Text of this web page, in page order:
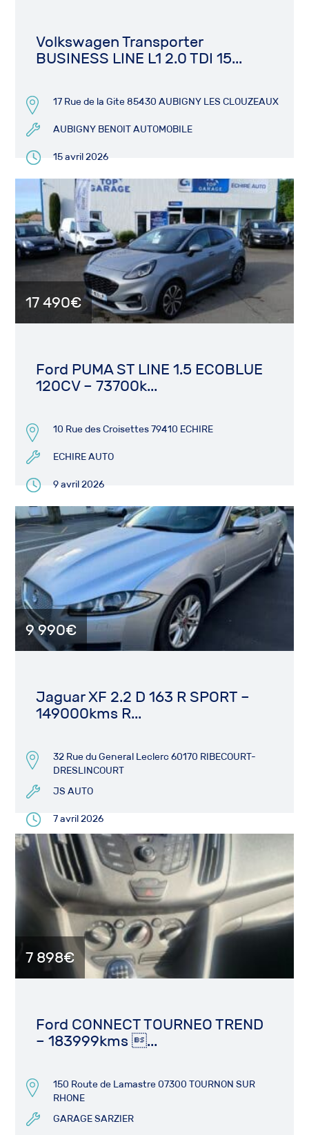
Volkswagen Transporter
BUSINESS LINE L1 2.0 TDI 15...
17 Rue de la Gite 85430 AUBIGNY LES CLOUZEAUX
AUBIGNY BENOIT AUTOMOBILE
15 avril 2026
17 490€
Ford PUMA ST LINE 1.5 ECOBLUE
120CV – 73700k...
10 Rue des Croisettes 79410 ECHIRE
ECHIRE AUTO
9 avril 2026
9 990€
Jaguar XF 2.2 D 163 R SPORT –
149000kms R...
32 Rue du General Leclerc 60170 RIBECOURT-
DRESLINCOURT
JS AUTO
7 avril 2026
7 898€
Ford CONNECT TOURNEO TREND
– 183999kms ...
150 Route de Lamastre 07300 TOURNON SUR
RHONE
GARAGE SARZIER